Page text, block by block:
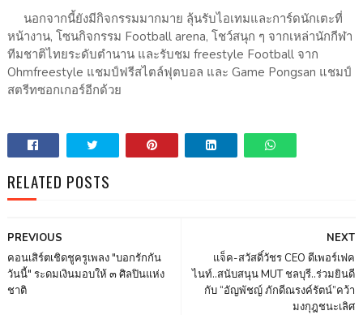
นอกจากนี้ยังมีกิจกรรมมากมาย ลุ้นรับไอเทมและการ์ดนักเตะที่
หน้างาน, โซนกิจกรรม Football arena, โชว์สนุก ๆ จากเหล่านักกีฬา
ทีมชาติไทยระดับตำนาน และรับชม freestyle Football จาก
Ohmfreestyle แชมป์ฟรีสไตล์ฟุตบอล และ Game Pongsan แชมป์
สตรีทซอกเกอร์อีกด้วย
RELATED POSTS
NEXT
แจ็ค-สวัสดิ์วัชร CEO ดีเพอร์เฟค
ไนท์..สนับสนุน MUT ชลบุรี..ร่วมยินดี
กับ “อัญพัชญ์ ภักดีณรงค์รัตน์”คว้า
มงกุฎชนะเลิศ
PREVIOUS
คอนเสิร์ตเชิดชูครูเพลง "บอกรักกัน
วันนี้" ระดมเงินมอบให้ ๓ ศิลปินแห่ง
ชาติ